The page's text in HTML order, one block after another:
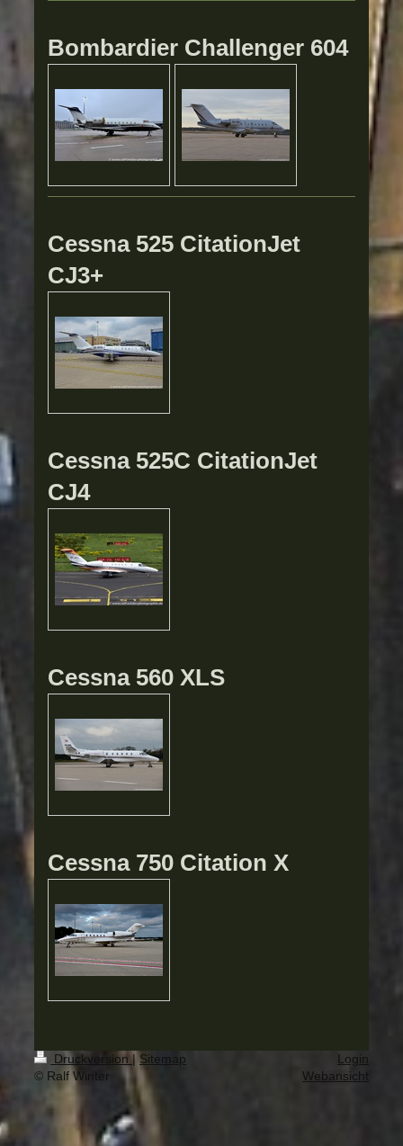
Bombardier Challenger 604
Cessna 525 CitationJet
CJ3+
Cessna 525C CitationJet
CJ4
Cessna 560 XLS
Cessna 750 Citation X
Druckversion| Sitemap
© Ralf Winter
Login
Webansicht